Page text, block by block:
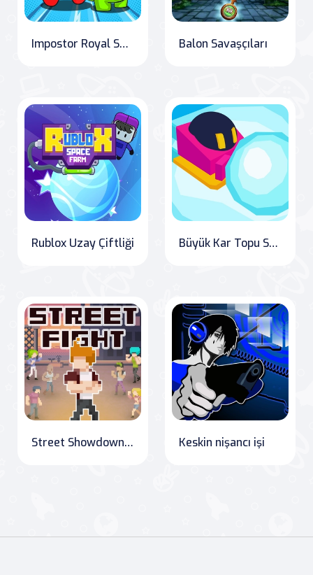
Impostor Royal Solo Kill Balon Savaşçıları
Rublox Uzay Çiftliği Büyük Kar Topu Savaşı
Street Showdown: The Ultimate Fighter Keskin nişancı işi